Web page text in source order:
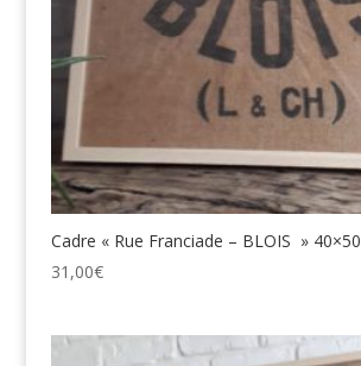
Cadre « Rue Franciade – BLOIS » 40×50
31,00€